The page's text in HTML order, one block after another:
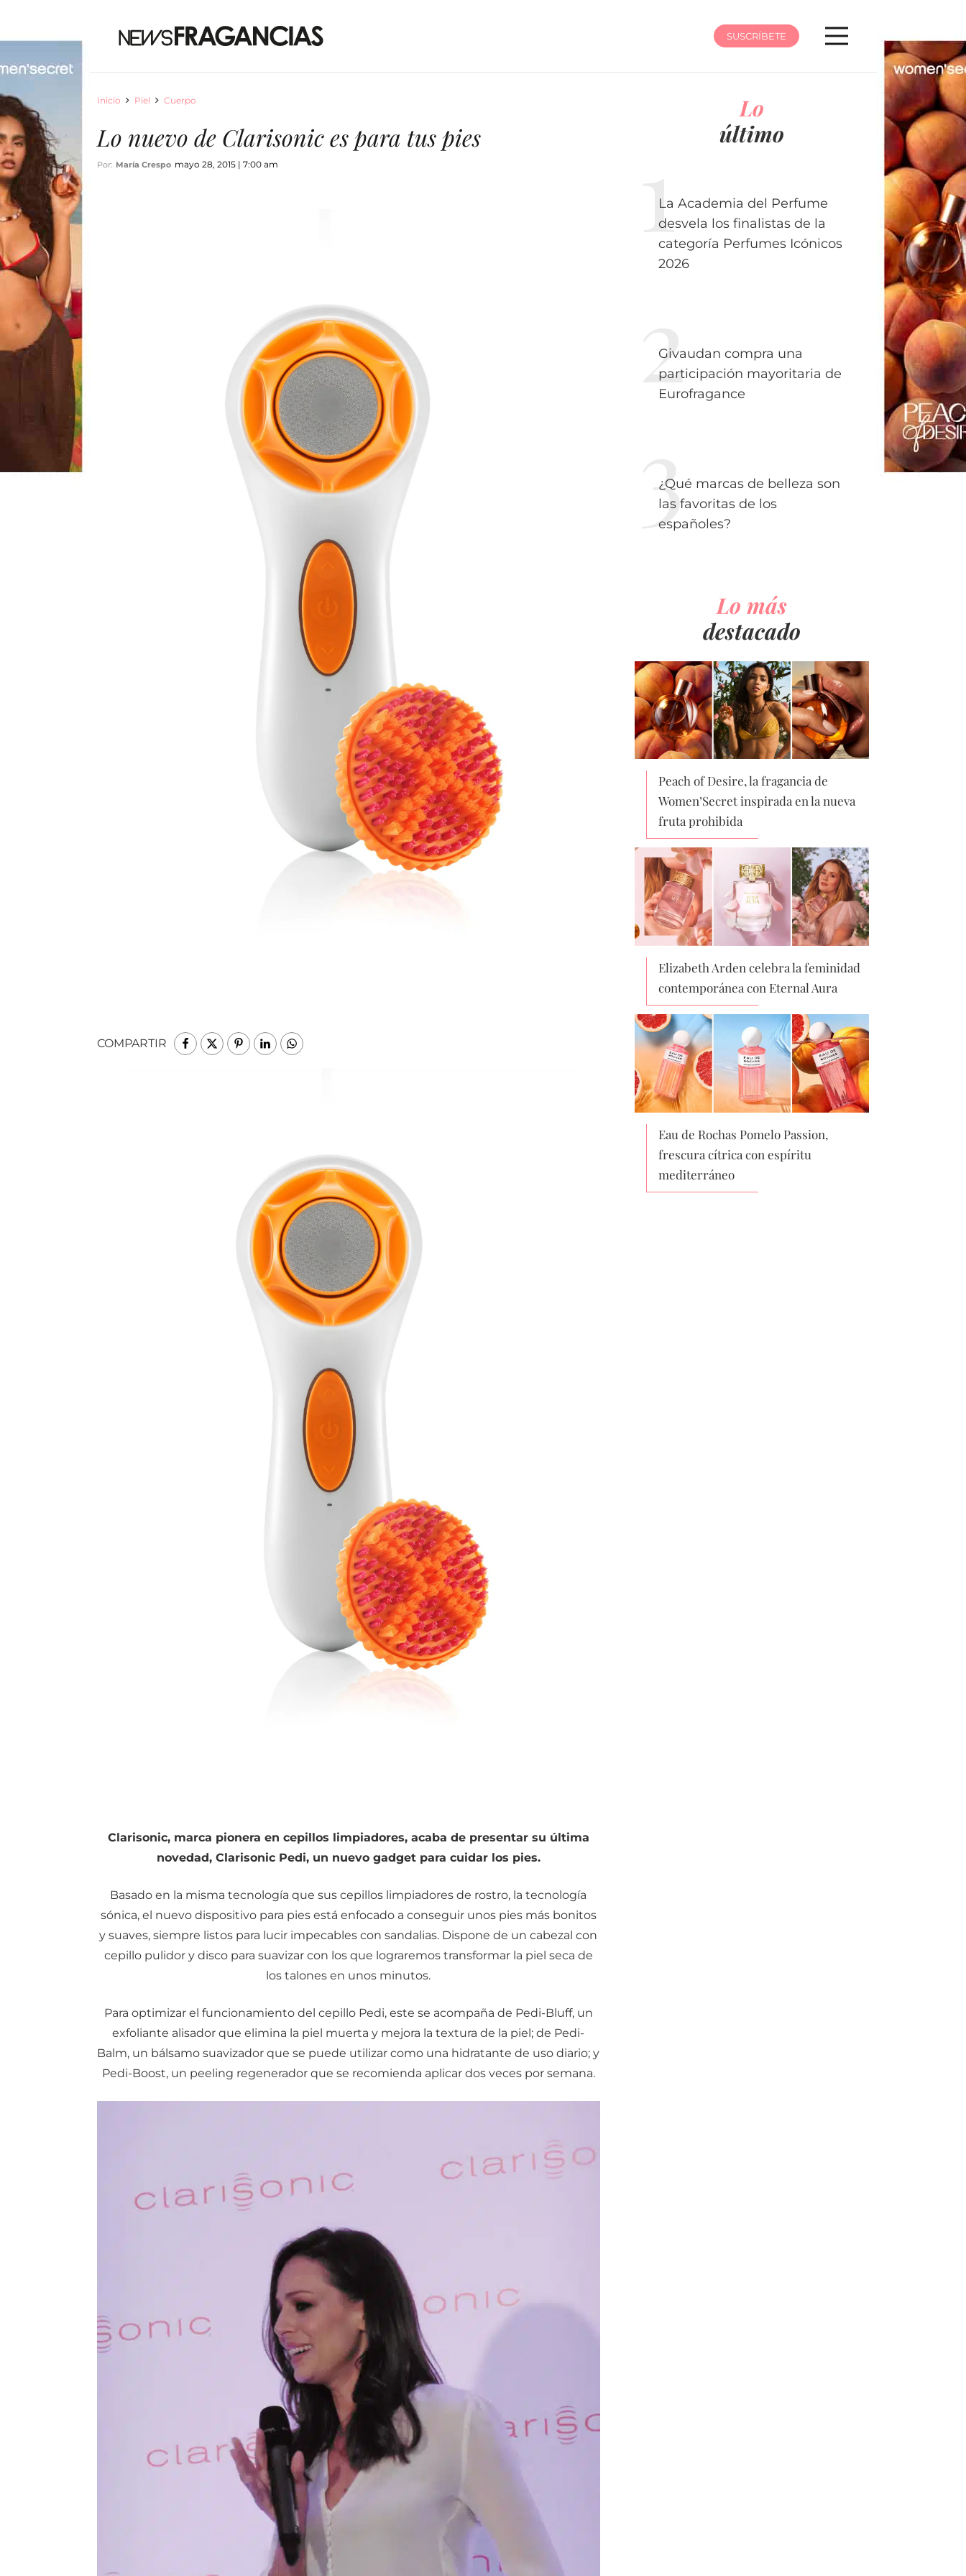
SUSCRÍBETE
Inicio Piel Cuerpo
Lo nuevo de Clarisonic es para tus pies
Por: María Crespo mayo 28, 2015 | 7:00 am
COMPARTIR
Clarisonic, marca pionera en cepillos limpiadores, acaba de presentar su última
novedad, Clarisonic Pedi, un nuevo gadget para cuidar los pies.
Basado en la misma tecnología que sus cepillos limpiadores de rostro, la tecnología
sónica, el nuevo dispositivo para pies está enfocado a conseguir unos pies más bonitos
y suaves, siempre listos para lucir impecables con sandalias. Dispone de un cabezal con
cepillo pulidor y disco para suavizar con los que lograremos transformar la piel seca de
los talones en unos minutos.
Para optimizar el funcionamiento del cepillo Pedi, este se acompaña de Pedi-Bluff, un
exfoliante alisador que elimina la piel muerta y mejora la textura de la piel; de Pedi-
Balm, un bálsamo suavizador que se puede utilizar como una hidratante de uso diario; y
Pedi-Boost, un peeling regenerador que se recomienda aplicar dos veces por semana.
Lo
último
La Academia del Perfume
desvela los finalistas de la
categoría Perfumes Icónicos
2026
Givaudan compra una
participación mayoritaria de
Eurofragance
¿Qué marcas de belleza son
las favoritas de los
españoles?
Lo más
destacado
Peach of Desire, la fragancia de
Women’Secret inspirada en la nueva
fruta prohibida
Elizabeth Arden celebra la feminidad
contemporánea con Eternal Aura
Eau de Rochas Pomelo Passion,
frescura cítrica con espíritu
mediterráneo